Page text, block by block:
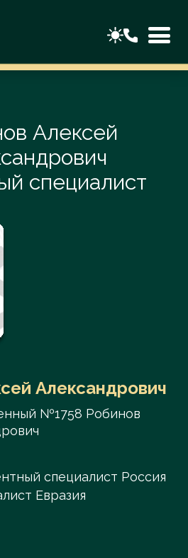
Алексей
специалист
Александрович
№1758 Робинов
специалист Россия
Евразия